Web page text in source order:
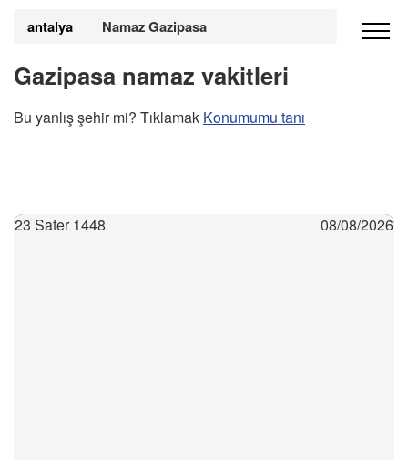
antalya Namaz Gazipasa
Gazipasa namaz vakitleri
Bu yanlış şehir mi? Tıklamak Konumumu tanı
23 Safer 1448 08/08/2026